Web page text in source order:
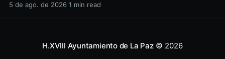
divulgación científica y actividades culturales
5 de ago. de 2026 1 min read
H.XVIII Ayuntamiento de La Paz© 2026